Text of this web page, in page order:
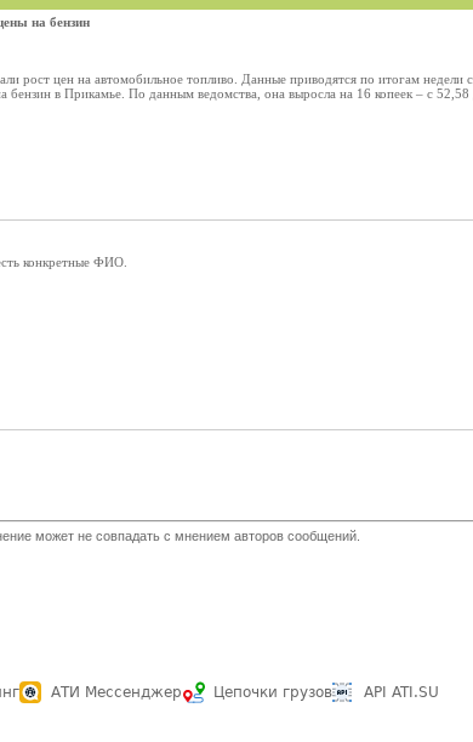
на бензин
рост цен на автомобильное топливо. Данные приводятся по итогам
бензин в Прикамье. По данным ведомства, она выросла на 16 копеек – с 52,58
конкретные ФИО.
может не совпадать с мнением авторов сообщений.
АТИ Мессенджер Цепочки грузов API ATI.SU